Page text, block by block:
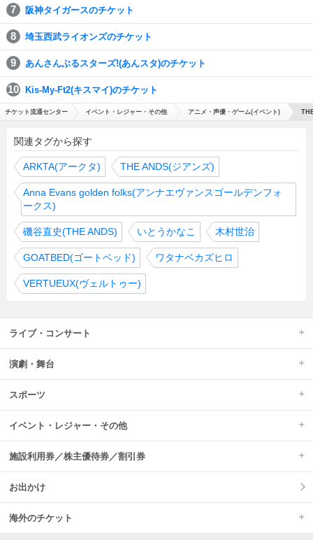
阪神タイガースのチケット
埼玉西武ライオンズのチケット
あんさんぶるスターズ!(あんスタ)のチケット
Kis-My-Ft2(キスマイ)のチケット
チケット流通センター イベント・レジャー・その他 アニメ・声優・ゲーム(イベント)
関連タグから探す
ARKTA(アークタ) THE ANDS(ジアンズ)
Anna Evans golden folks(アンナエヴァンスゴールデンフォ
ークス)
磯谷直史(THE ANDS) いとうかなこ 木村世治
GOATBED(ゴートベッド) ワタナベカズヒロ
VERTUEUX(ヴェルトゥー)
ライブ・コンサート
演劇・舞台
スポーツ
イベント・レジャー・その他
施設利用券／株主優待券／割引券
お出かけ
海外のチケット